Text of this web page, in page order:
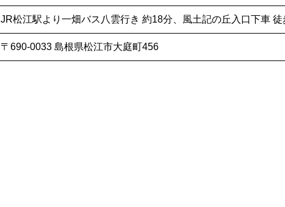
JR松江駅より一畑バス八雲行き 約18分、風土記の丘入口下車 徒
〒690-0033 島根県松江市大庭町456